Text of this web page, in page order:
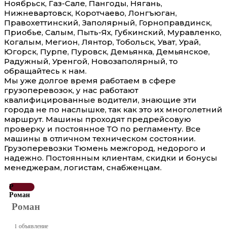
Ноябрьск, Газ-Сале, Пангоды, Нягань,
Нижневартовск, Коротчаево, Лонгъюган,
Правохеттинский, Заполярный, Горноправдинск,
Приобье, Салым, Пыть-Ях, Губкинский, Муравленко,
Когалым, Мегион, Лянтор, Тобольск, Уват, Урай,
Югорск, Пурпе, Пуровск, Демьянка, Демьянское,
Радужный, Уренгой, Новозаполярный, то
обращайтесь к нам.
Мы уже долгое время работаем в сфере
грузоперевозок, у нас работают
квалифицированные водители, знающие эти
города не по наслышке, так как это их многолетний
маршрут. Машины проходят предрейсовую
проверку и постоянное ТО по регламенту. Все
машины в отличном техническом состоянии.
Грузоперевозки Тюмень межгород, недорого и
надежно. Постоянным клиентам, скидки и бонусы
менеджерам, логистам, снабженцам.
Р
Роман
Роман
1 объявление